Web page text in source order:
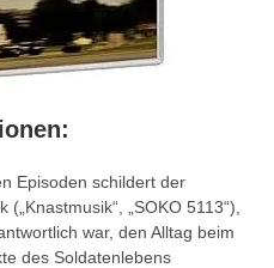
Episoden schildert der
„SOKO 5113“),
war, den Alltag beim
des Soldatenlebens